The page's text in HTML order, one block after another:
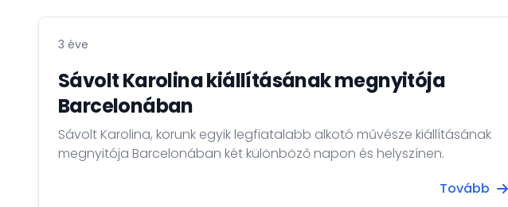
3 éve
Sávolt Karolina kiállításának megnyitója
Barcelonában
Sávolt Karolina, korunk egyik legfiatalabb alkotó művésze kiállításának
megnyitója Barcelonában két különböző napon és helyszínen.
Tovább